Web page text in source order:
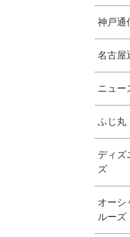
神戸通
名古屋
ニュー
ふじ丸
ディズ
ズ
オーシ
ルーズ